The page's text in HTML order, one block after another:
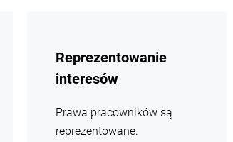
Reprezentowanie
interesów
Prawa pracowników są
reprezentowane.